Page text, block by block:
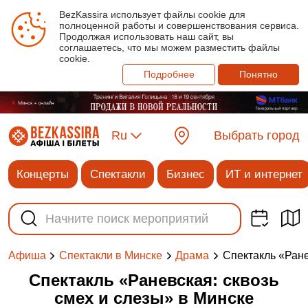
BezKassira использует файлы cookie для
полноценной работы и совершенствования сервиса.
Продолжая использовать наш сайт, вы
соглашаетесь, что мы можем разместить файлы
cookie.
Подробнее
Понятно
Ru Выбрать город
Концерты Спектакли Бизнес ИТ и интернет
Афиша Спектакли в Минске Драма Спектакль
Спектакль «Раневская: сквозь
смех и слезы» в Минске